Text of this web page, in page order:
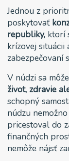
Jednou z
poskytovať
republiky, ktorí
krízovej
zabezpečovaní
V núdzi sa
život, zdravie
schopný
núdzu
pricestoval do
finančných
nemôže nájsť